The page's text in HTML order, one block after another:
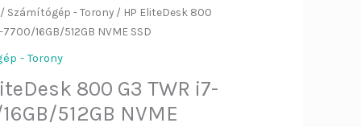
/ Számítógép - Torony / HP EliteDesk 800
7700/16GB/512GB NVME SSD
- Torony
800 G3 TWR i7-
512GB NVME
512GB